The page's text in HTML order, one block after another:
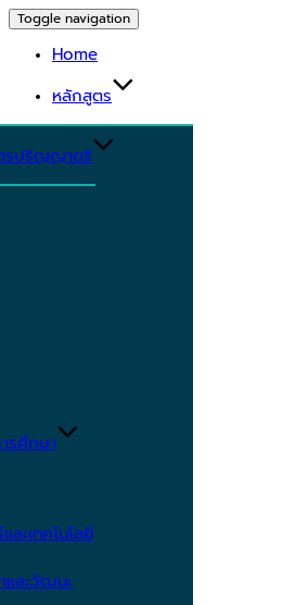
Toggle navigation
Home
หลักสูตร
รปริญญาตรี
รศึกษา
ะเทคโนโลยี
และวัฒนะ